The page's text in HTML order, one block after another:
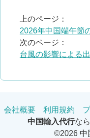
上のページ：
​2026年中国端午節
次のページ：
台風の影響による
会社概要 利用規約
中国輸入代行な
©2026 中